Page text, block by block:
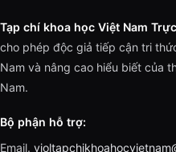
Tạp chí khoa học Việt Nam
cho phép độc giả tiếp cận tri
Nam và nâng cao hiểu biết của
Nam.
Bộ phận hỗ trợ:
Email.